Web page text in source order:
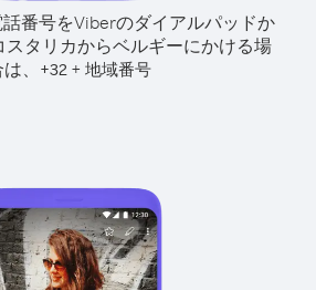
番号をViberのダイアルパッドか
スタリカからベルギーにかける場
、
+32+ 地域番号